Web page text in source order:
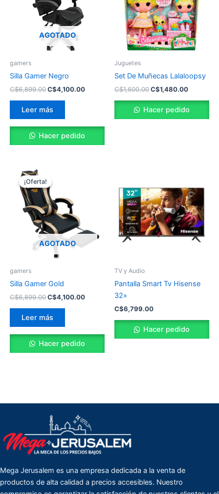
AGOTADO
gamers
Silla Gamer Negro
C$6,899.00C$4,100.00
Leer más
Hacer pedido
Juguetes
Set De Muñecas Lalaloopsy
C$1,600.00C$1,480.00
Hacer pedido
¡Oferta!
AGOTADO
¡Oferta!
gamers
Silla Gamer Gold
C$6,899.00
original
era:
C$6,899.00.
C$4,100.00
C$4,100.00.
Leer más
Hacer pedido
TV y Audio
Pantalla Smart Tv Hisense
32»
C$6,799.00
Hacer pedido
Mega Jerusalem es una empresa dedicada a la venta de
productos de alta calidad a precios accesibles. Nuestro